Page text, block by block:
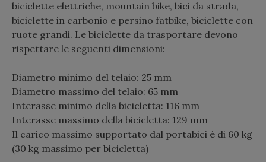
biciclette elettriche, mountain bike, bici da strada,
biciclette in carbonio e persino fatbike, biciclette con
ruote grandi. Le biciclette da trasportare devono
rispettare le seguenti dimensioni:
Diametro minimo del telaio: 25 mm
Diametro massimo del telaio: 65 mm
Interasse minimo della bicicletta: 116 mm
Interasse massimo della bicicletta: 129 mm
Il carico massimo supportato dal portabici è di 60 kg
(30 kg massimo per bicicletta)